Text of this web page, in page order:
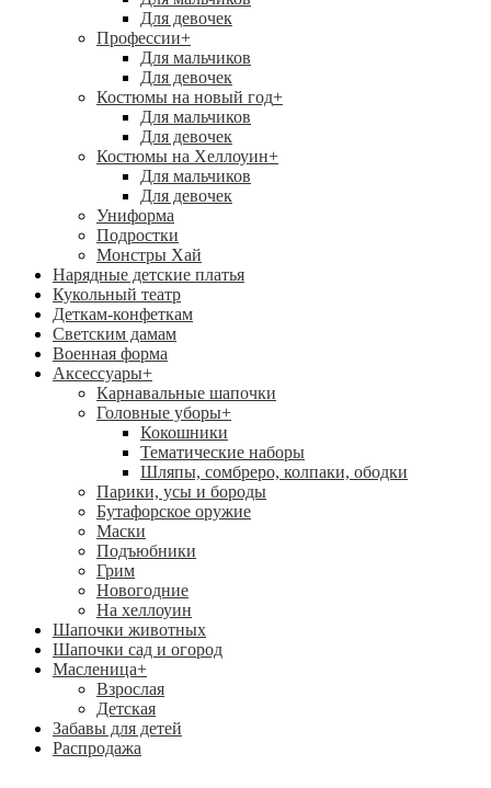
Для девочек
Профессии+
Для мальчиков
Для девочек
Костюмы на новый год+
Для мальчиков
Для девочек
Костюмы на Хеллоуин+
Для мальчиков
Для девочек
Униформа
Подростки
Монстры Хай
Нарядные детские платья
Кукольный театр
Деткам-конфеткам
Светским дамам
Военная форма
Аксессуары+
Карнавальные шапочки
Головные уборы+
Кокошники
Тематические наборы
Шляпы, сомбреро, колпаки, ободки
Парики, усы и бороды
Бутафорское оружие
Маски
Подъюбники
Грим
Новогодние
На хеллоуин
Шапочки животных
Шапочки сад и огород
Масленица+
Взрослая
Детская
Забавы для детей
Распродажа